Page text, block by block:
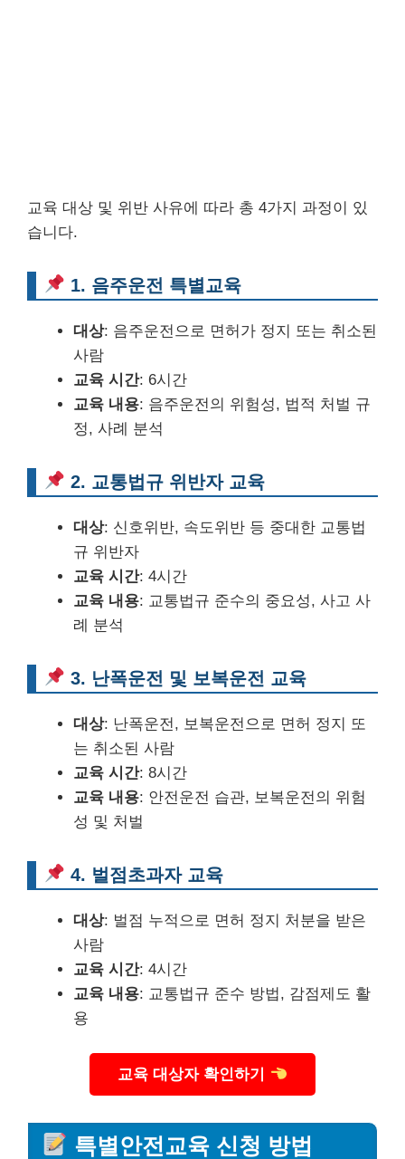
교육 대상 및 위반 사유에 따라 총 4가지 과정이 있
습니다.
1. 음주운전 특별교육
대상: 음주운전으로 면허가 정지 또는 취소된
사람
교육 시간: 6시간
교육 내용: 음주운전의 위험성, 법적 처벌 규
정, 사례 분석
2. 교통법규 위반자 교육
대상: 신호위반, 속도위반 등 중대한 교통법
규 위반자
교육 시간: 4시간
교육 내용: 교통법규 준수의 중요성, 사고 사
례 분석
3. 난폭운전 및 보복운전 교육
대상: 난폭운전, 보복운전으로 면허 정지 또
는 취소된 사람
교육 시간: 8시간
교육 내용: 안전운전 습관, 보복운전의 위험
성 및 처벌
4. 벌점초과자 교육
대상: 벌점 누적으로 면허 정지 처분을 받은
사람
교육 시간: 4시간
교육 내용: 교통법규 준수 방법, 감점제도 활
용
교육 대상자 확인하기
특별안전교육 신청 방법